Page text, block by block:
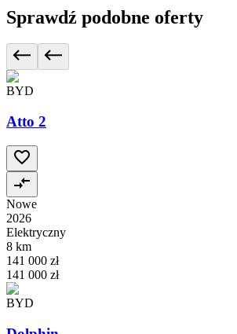
Sprawdź podobne oferty
BYD
Atto 2
Nowe
2026
Elektryczny
8 km
141 000 zł
141 000 zł
BYD